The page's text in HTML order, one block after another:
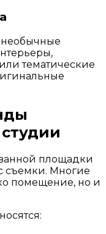
необычные
тематические
площадки
съемки. Многие
помещение, но и